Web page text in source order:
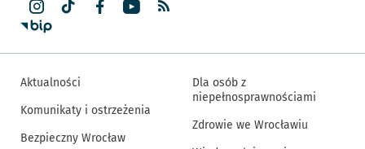
Aktualności
Komunikaty i ostrzeżenia
Bezpieczny Wrocław
Dla osób z
niepełnosprawnościami
Zdrowie we Wrocławiu